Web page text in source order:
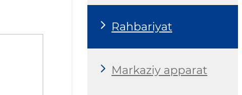
Rahbariyat
Markaziy apparat